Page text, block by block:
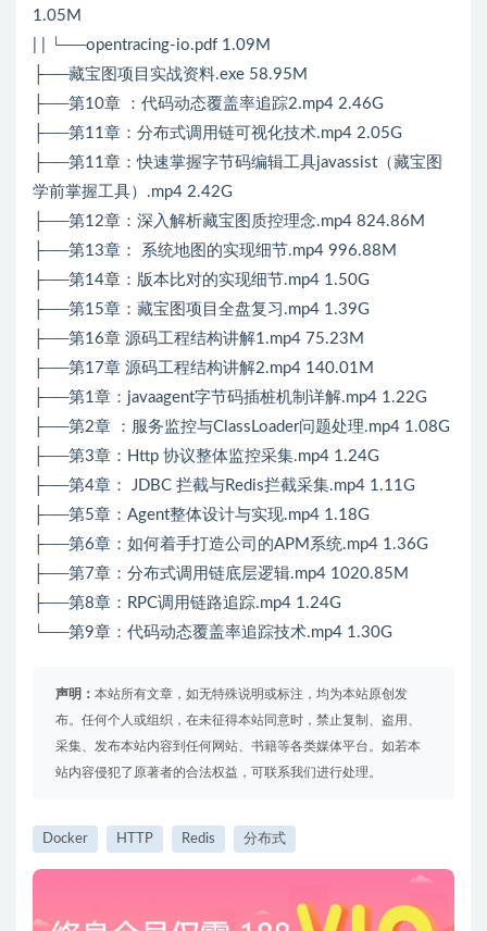
1.05M
| | └──opentracing-io.pdf 1.09M
├──藏宝图项目实战资料.exe 58.95M
├──第10章 ：代码动态覆盖率追踪2.mp4 2.46G
├──第11章：分布式调用链可视化技术.mp4 2.05G
├──第11章：快速掌握字节码编辑工具javassist（藏宝图
学前掌握工具）.mp4 2.42G
├──第12章：深入解析藏宝图质控理念.mp4 824.86M
├──第13章： 系统地图的实现细节.mp4 996.88M
├──第14章：版本比对的实现细节.mp4 1.50G
├──第15章：藏宝图项目全盘复习.mp4 1.39G
├──第16章 源码工程结构讲解1.mp4 75.23M
├──第17章 源码工程结构讲解2.mp4 140.01M
├──第1章：javaagent字节码插桩机制详解.mp4 1.22G
├──第2章 ：服务监控与ClassLoader问题处理.mp4 1.08G
├──第3章：Http 协议整体监控采集.mp4 1.24G
├──第4章： JDBC 拦截与Redis拦截采集.mp4 1.11G
├──第5章：Agent整体设计与实现.mp4 1.18G
├──第6章：如何着手打造公司的APM系统.mp4 1.36G
├──第7章：分布式调用链底层逻辑.mp4 1020.85M
├──第8章：RPC调用链路追踪.mp4 1.24G
└──第9章：代码动态覆盖率追踪技术.mp4 1.30G
声明： 本站所有文章，如无特殊说明或标注，均为本站原创发
布。任何个人或组织，在未征得本站同意时，禁止复制、盗用、
采集、发布本站内容到任何网站、书籍等各类媒体平台。如若本
站内容侵犯了原著者的合法权益，可联系我们进行处理。
Docker HTTP Redis 分布式